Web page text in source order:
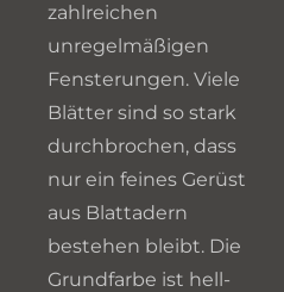
zahlreichen
unregelmäßigen
Fensterungen. Viele
Blätter sind so stark
durchbrochen, dass
nur ein feines Gerüst
aus Blattadern
bestehen bleibt. Die
Grundfarbe ist hell-